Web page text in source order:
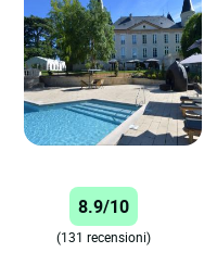
8.9/10
(131 recensioni)